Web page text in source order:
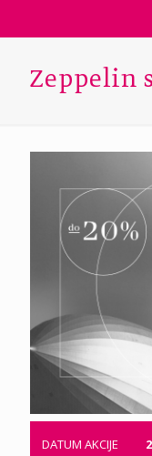
Zeppelin
DATUM AKCIJE